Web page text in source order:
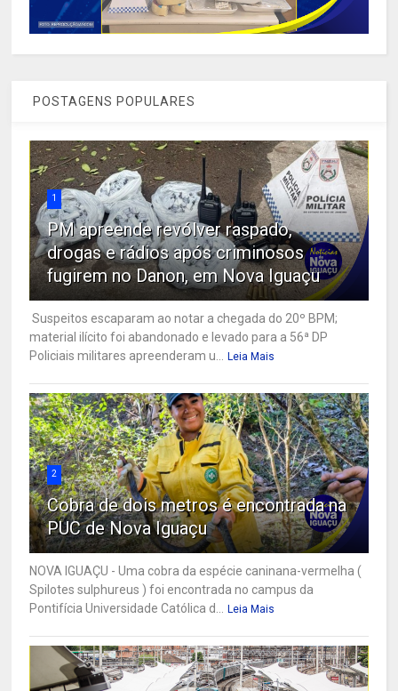
POSTAGENS POPULARES
1
PM apreende revólver raspado,
drogas e rádios após criminosos
fugirem no Danon, em Nova Iguaçu
Suspeitos escaparam ao notar a chegada do 20º BPM;
material ilícito foi abandonado e levado para a 56ª DP
Policiais militares apreenderam u... Leia Mais
2
Cobra de dois metros é encontrada na
PUC de Nova Iguaçu
NOVA IGUAÇU - Uma cobra da espécie caninana-vermelha (
Spilotes sulphureus ) foi encontrada no campus da
Pontifícia Universidade Católica d... Leia Mais